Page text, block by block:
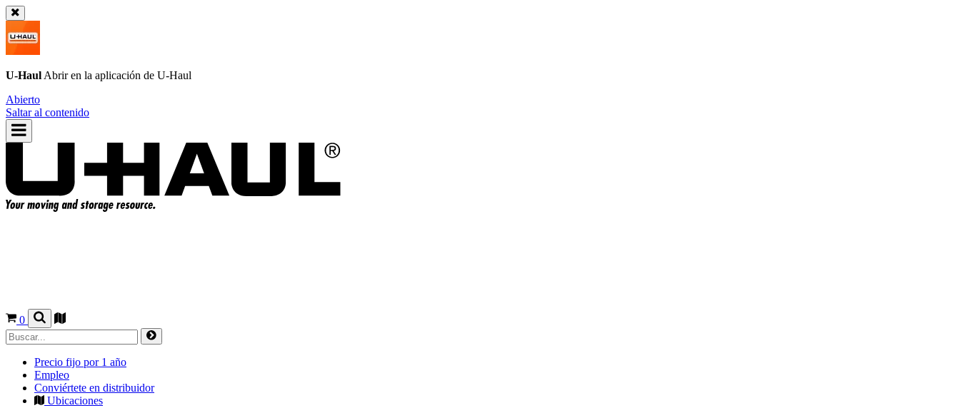
U-Haul Abrir en la aplicación de U-Haul
Abierto
Saltar al contenido
0
Precio fijo por 1 año
Empleo
Conviértete en distribuidor
Ubicaciones